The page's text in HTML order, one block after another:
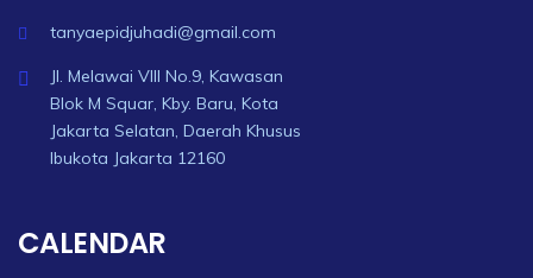
tanyaepidjuhadi@gmail.com
Jl. Melawai VIII No.9, Kawasan
Blok M Squar, Kby. Baru, Kota
Jakarta Selatan, Daerah Khusus
Ibukota Jakarta 12160
CALENDAR